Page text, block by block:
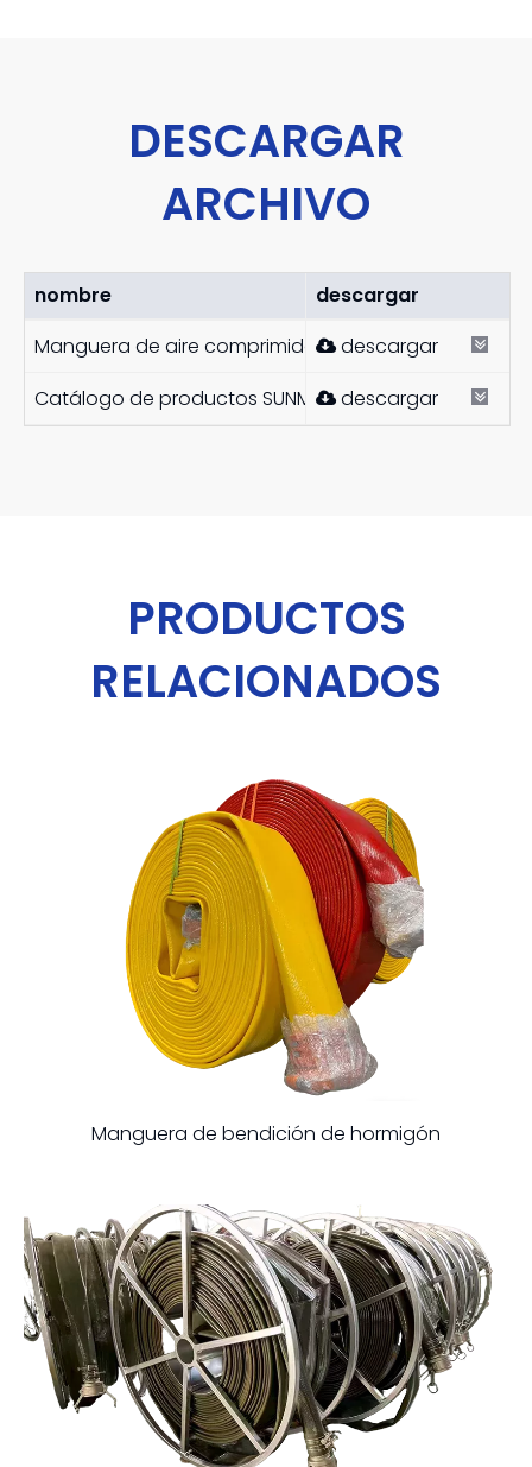
DESCARGAR
ARCHIVO
nombre
descargar
Manguera de aire comprimido
descargar
Catálogo de productos SUNMOON.pdfdescargar
PRODUCTOS
RELACIONADOS
Manguera de bendición de hormigón